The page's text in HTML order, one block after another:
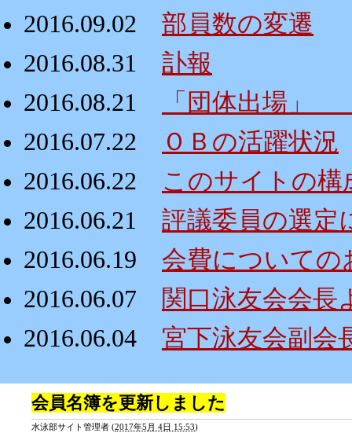
2016.09.02
部員数の変遷
2016.08.31
訃報
2016.08.21
「団体出場
2016.07.22
ＯＢの活躍状況
2016.06.22
このサイトの構
2016.06.21
評議委員の選定
2016.06.19
会費についての
2016.06.07
関口泳友会会長
2016.06.04
宮下泳友会副会
会員名簿を更新しました
水泳部サイト管理者 (2017年5月 4日 15:53)